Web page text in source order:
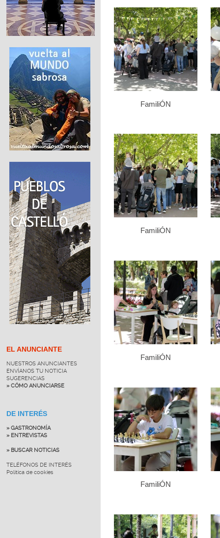
EL ANUNCIANTE
NUESTROS ANUNCIANTES
ENVÍANOS TU NOTICIA
SUGERENCIAS
» CÓMO ANUNCIARSE
DE INTERÉS
» GASTRONOMÍA
» ENTREVISTAS
» BUSCAR NOTICIAS
TELÉFONOS DE INTERÉS
Política de cookies
FamiliÓN
FamiliÓN
FamiliÓN
FamiliÓN